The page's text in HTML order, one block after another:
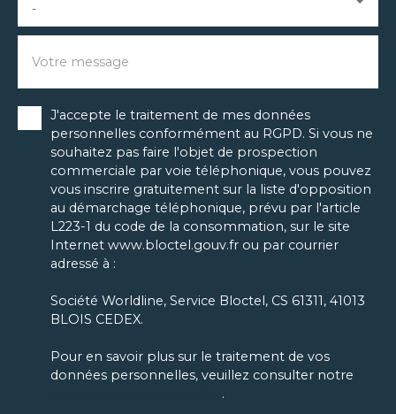
-
Votre message
J'accepte le traitement de mes données
personnelles conformément au RGPD. Si vous ne
souhaitez pas faire l'objet de prospection
commerciale par voie téléphonique, vous pouvez
vous inscrire gratuitement sur la liste d'opposition
au démarchage téléphonique, prévu par l'article
L223-1 du code de la consommation, sur le site
Internet www.bloctel.gouv.fr ou par courrier
adressé à :
Société Worldline, Service Bloctel, CS 61311, 41013
BLOIS CEDEX.
Pour en savoir plus sur le traitement de vos
données personnelles, veuillez consulter notre
.